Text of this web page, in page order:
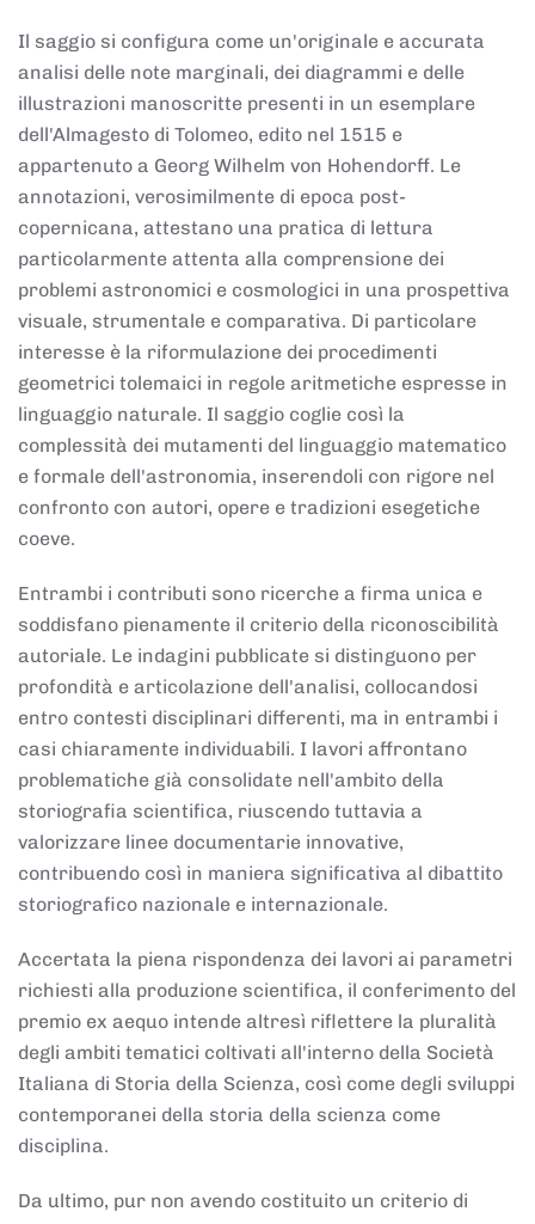
Il saggio si configura come un'originale e accurata
analisi delle note marginali, dei diagrammi e delle
illustrazioni manoscritte presenti in un esemplare
dell'Almagesto di Tolomeo, edito nel 1515 e
appartenuto a Georg Wilhelm von Hohendorff. Le
annotazioni, verosimilmente di epoca post-
copernicana, attestano una pratica di lettura
particolarmente attenta alla comprensione dei
problemi astronomici e cosmologici in una prospettiva
visuale, strumentale e comparativa. Di particolare
interesse è la riformulazione dei procedimenti
geometrici tolemaici in regole aritmetiche espresse in
linguaggio naturale. Il saggio coglie così la
complessità dei mutamenti del linguaggio matematico
e formale dell'astronomia, inserendoli con rigore nel
confronto con autori, opere e tradizioni esegetiche
coeve.
Entrambi i contributi sono ricerche a firma unica e
soddisfano pienamente il criterio della riconoscibilità
autoriale. Le indagini pubblicate si distinguono per
profondità e articolazione dell'analisi, collocandosi
entro contesti disciplinari differenti, ma in entrambi i
casi chiaramente individuabili. I lavori affrontano
problematiche già consolidate nell'ambito della
storiografia scientifica, riuscendo tuttavia a
valorizzare linee documentarie innovative,
contribuendo così in maniera significativa al dibattito
storiografico nazionale e internazionale.
Accertata la piena rispondenza dei lavori ai parametri
richiesti alla produzione scientifica, il conferimento del
premio ex aequo intende altresì riflettere la pluralità
degli ambiti tematici coltivati all'interno della Società
Italiana di Storia della Scienza, così come degli sviluppi
contemporanei della storia della scienza come
disciplina.
Da ultimo, pur non avendo costituito un criterio di